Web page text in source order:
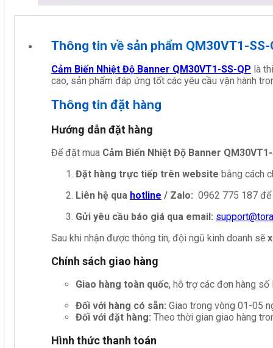
Thông tin về sản phẩm QM30VT1-SS-
Cảm Biến Nhiệt Độ Banner QM30VT1-SS-QP là
cao, sản phẩm đáp ứng tốt các yêu cầu vận hành
Thông tin đặt hàng
Hướng dẫn đặt hàng
Để đặt mua Cảm Biến Nhiệt Độ Banner
Đặt hàng trực tiếp trên website bằng cách
Liên hệ qua hotline / Zalo: 0962 775 187
Gửi yêu cầu báo giá qua email:
Sau khi nhận được thông tin, đội ngũ kinh doanh sẽ
Chính sách giao hàng
Giao hàng toàn quốc, hỗ trợ các đơn hàng số
Đối với hàng có sẵn: Giao trong vòng 01-05
Đối với đặt hàng: Theo thời gian giao hàng
Hình thức thanh toán